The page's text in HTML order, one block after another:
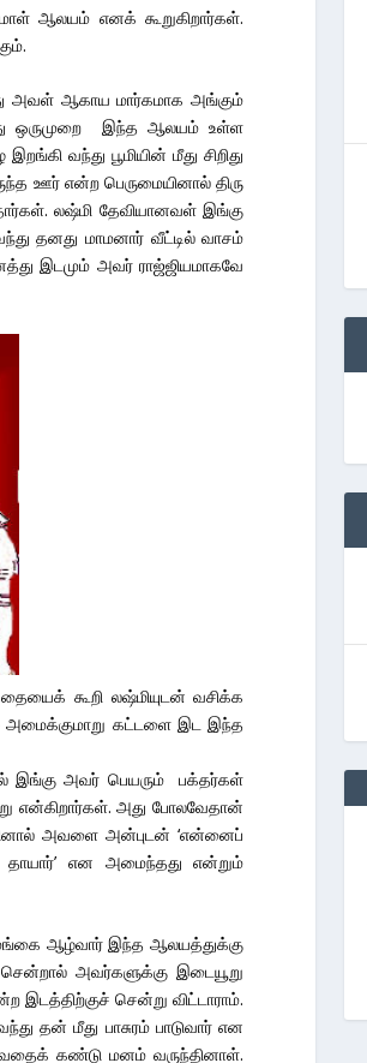
ஆலயம் எனக் கூறுகிறார்கள்.
அவள் ஆகாய மார்கமாக அங்கும்
ஒருமுறை இந்த ஆலயம் உள்ள
வந்து பூமியின் மீது சிறிது
ஊர் என்ற பெருமையினால் திரு
லஷ்மி தேவியானவள் இங்கு
தனது மாமனார் வீட்டில் வாசம்
இடமும் அவர் ராஜ்ஜியமாகவே
கூறி லஷ்மியுடன் வசிக்க
கட்டளை இட இந்த
இங்கு அவர் பெயரும் பக்தர்கள்
என்கிறார்கள். அது போலவேதான்
அவளை அன்புடன் ‘என்னைப்
என அமைந்தது என்றும்
ஆழ்வார் இந்த ஆலயத்துக்கு
அவர்களுக்கு இடையூறு
சென்று விட்டாராம்.
தன் மீது பாசுரம் பாடுவார் என
கண்டு மனம் வருந்தினாள்.